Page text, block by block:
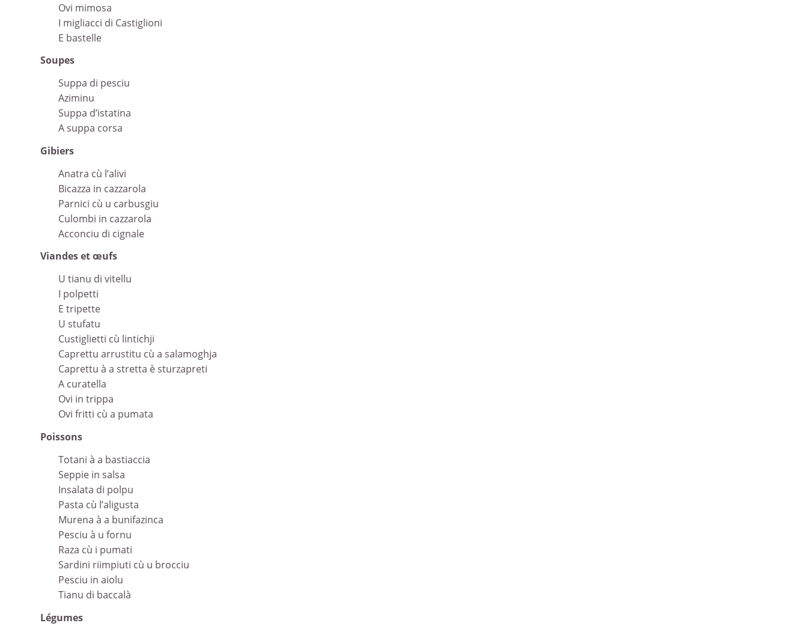
Ovi mimosa
I migliacci di Castiglioni
E bastelle
Soupes
Suppa di pesciu
Aziminu
Suppa d’istatina
A suppa corsa
Gibiers
Anatra cù l’alivi
Bicazza in cazzarola
Parnici cù u carbusgiu
Culombi in cazzarola
Acconciu di cignale
Viandes et œufs
U tianu di vitellu
I polpetti
E tripette
U stufatu
Custiglietti cù lintichji
Caprettu arrustitu cù a salamoghja
Caprettu à a stretta è sturzapreti
A curatella
Ovi in trippa
Ovi fritti cù a pumata
Poissons
Totani à a bastiaccia
Seppie in salsa
Insalata di polpu
Pasta cù l’aligusta
Murena à a bunifazinca
Pesciu à u fornu
Raza cù i pumati
Sardini riimpiuti cù u brocciu
Pesciu in aiolu
Tianu di baccalà
Légumes